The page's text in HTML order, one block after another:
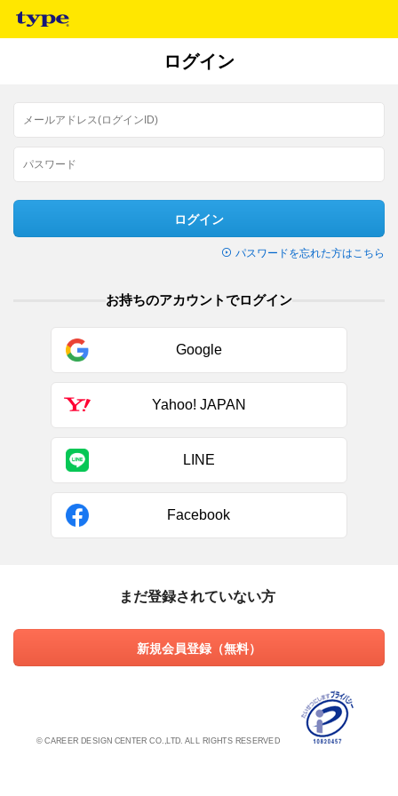
ログイン
ログイン
パスワードを忘れた方はこちら
お持ちのアカウントでログイン
Google
Yahoo! JAPAN
LINE
Facebook
まだ登録されていない方
新規会員登録（無料）
© CAREER DESIGN CENTER CO.,LTD. ALL RIGHTS RESERVED